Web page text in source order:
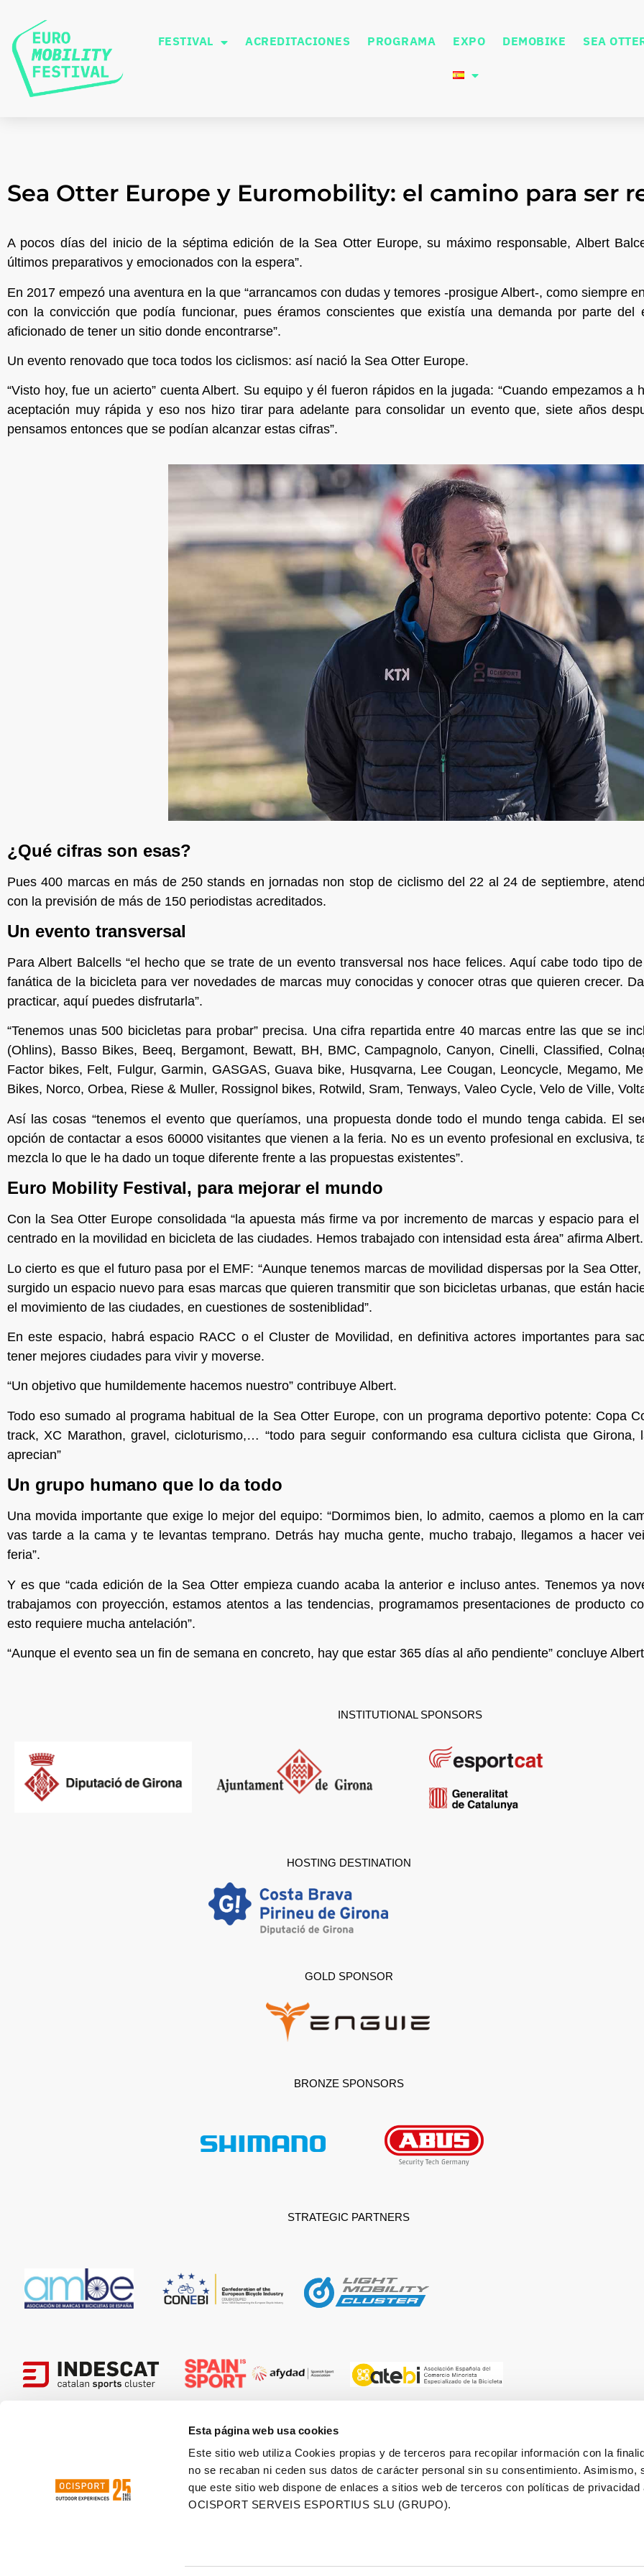
Esta página web usa cookies
Este sitio web utiliza Cookies propias y de terceros para recopilar información con la
no se recaban ni ceden sus datos de carácter personal sin su consentimiento. Asimismo,
que este sitio web dispone de enlaces a sitios web de terceros con políticas de privacidad
OCISPORT SERVEIS ESPORTIUS SLU (GRUPO).
FESTIVAL ACREDITACIONES PROGRAMA EXPO DEMOBIKE SEA
Sea Otter Europe y Euromobility: el camino para ser
A pocos días del inicio de la séptima edición de la Sea Otter Europe, su máximo responsable, Albert
últimos preparativos y emocionados con la espera”.
En 2017 empezó una aventura en la que “arrancamos con dudas y temores -prosigue Albert-, como siempre
con la convicción que podía funcionar, pues éramos conscientes que existía una demanda por parte del
aficionado de tener un sitio donde encontrarse”.
Un evento renovado que toca todos los ciclismos: así nació la Sea Otter Europe.
“Visto hoy, fue un acierto” cuenta Albert. Su equipo y él fueron rápidos en la jugada: “Cuando empezamos a
aceptación muy rápida y eso nos hizo tirar para adelante para consolidar un evento que, siete años
pensamos entonces que se podían alcanzar estas cifras”.
¿Qué cifras son esas?
Pues 400 marcas en más de 250 stands en jornadas non stop de ciclismo del 22 al 24 de septiembre,
con la previsión de más de 150 periodistas acreditados.
Un evento transversal
Para Albert Balcells “el hecho que se trate de un evento transversal nos hace felices. Aquí cabe todo tipo
fanática de la bicicleta para ver novedades de marcas muy conocidas y conocer otras que quieren crecer.
practicar, aquí puedes disfrutarla”.
“Tenemos unas 500 bicicletas para probar” precisa. Una cifra repartida entre 40 marcas entre las que se
(Ohlins), Basso Bikes, Beeq, Bergamont, Bewatt, BH, BMC, Campagnolo, Canyon, Cinelli, Classified,
Factor bikes, Felt, Fulgur, Garmin, GASGAS, Guava bike, Husqvarna, Lee Cougan, Leoncycle, Megamo,
Bikes, Norco, Orbea, Riese & Muller, Rossignol bikes, Rotwild, Sram, Tenways, Valeo Cycle, Velo de Ville,
Así las cosas “tenemos el evento que queríamos, una propuesta donde todo el mundo tenga cabida. El
opción de contactar a esos 60000 visitantes que vienen a la feria. No es un evento profesional en exclusiva,
mezcla lo que le ha dado un toque diferente frente a las propuestas existentes”.
Euro Mobility Festival, para mejorar el mundo
Con la Sea Otter Europe consolidada “la apuesta más firme va por incremento de marcas y espacio para
centrado en la movilidad en bicicleta de las ciudades. Hemos trabajado con intensidad esta área” afirma Albert.
Lo cierto es que el futuro pasa por el EMF: “Aunque tenemos marcas de movilidad dispersas por la Sea
surgido un espacio nuevo para esas marcas que quieren transmitir que son bicicletas urbanas, que están
el movimiento de las ciudades, en cuestiones de sosteniblidad”.
En este espacio, habrá espacio RACC o el Cluster de Movilidad, en definitiva actores importantes para
tener mejores ciudades para vivir y moverse.
“Un objetivo que humildemente hacemos nuestro” contribuye Albert.
Todo eso sumado al programa habitual de la Sea Otter Europe, con un programa deportivo potente: Copa
track, XC Marathon, gravel, cicloturismo,… “todo para seguir conformando esa cultura ciclista que
aprecian”
Un grupo humano que lo da todo
Una movida importante que exige lo mejor del equipo: “Dormimos bien, lo admito, caemos a plomo en la
vas tarde a la cama y te levantas temprano. Detrás hay mucha gente, mucho trabajo, llegamos a hacer
feria”.
Y es que “cada edición de la Sea Otter empieza cuando acaba la anterior e incluso antes. Tenemos ya
trabajamos con proyección, estamos atentos a las tendencias, programamos presentaciones de producto
esto requiere mucha antelación”.
“Aunque el evento sea un fin de semana en concreto, hay que estar 365 días al año pendiente” concluye
INSTITUTIONAL SPONSORS
HOSTING DESTINATION
GOLD SPONSOR
BRONZE SPONSORS
STRATEGIC PARTNERS
HOSTED BY ORGANIZED BY